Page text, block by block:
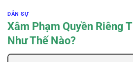
DÂN SỰ
Xâm Phạm Quyền Riêng
Như Thế Nào?